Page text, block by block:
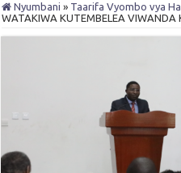
Nyumbani » Taarifa Vyombo vya
WATAKIWA KUTEMBELEA VIWANDA